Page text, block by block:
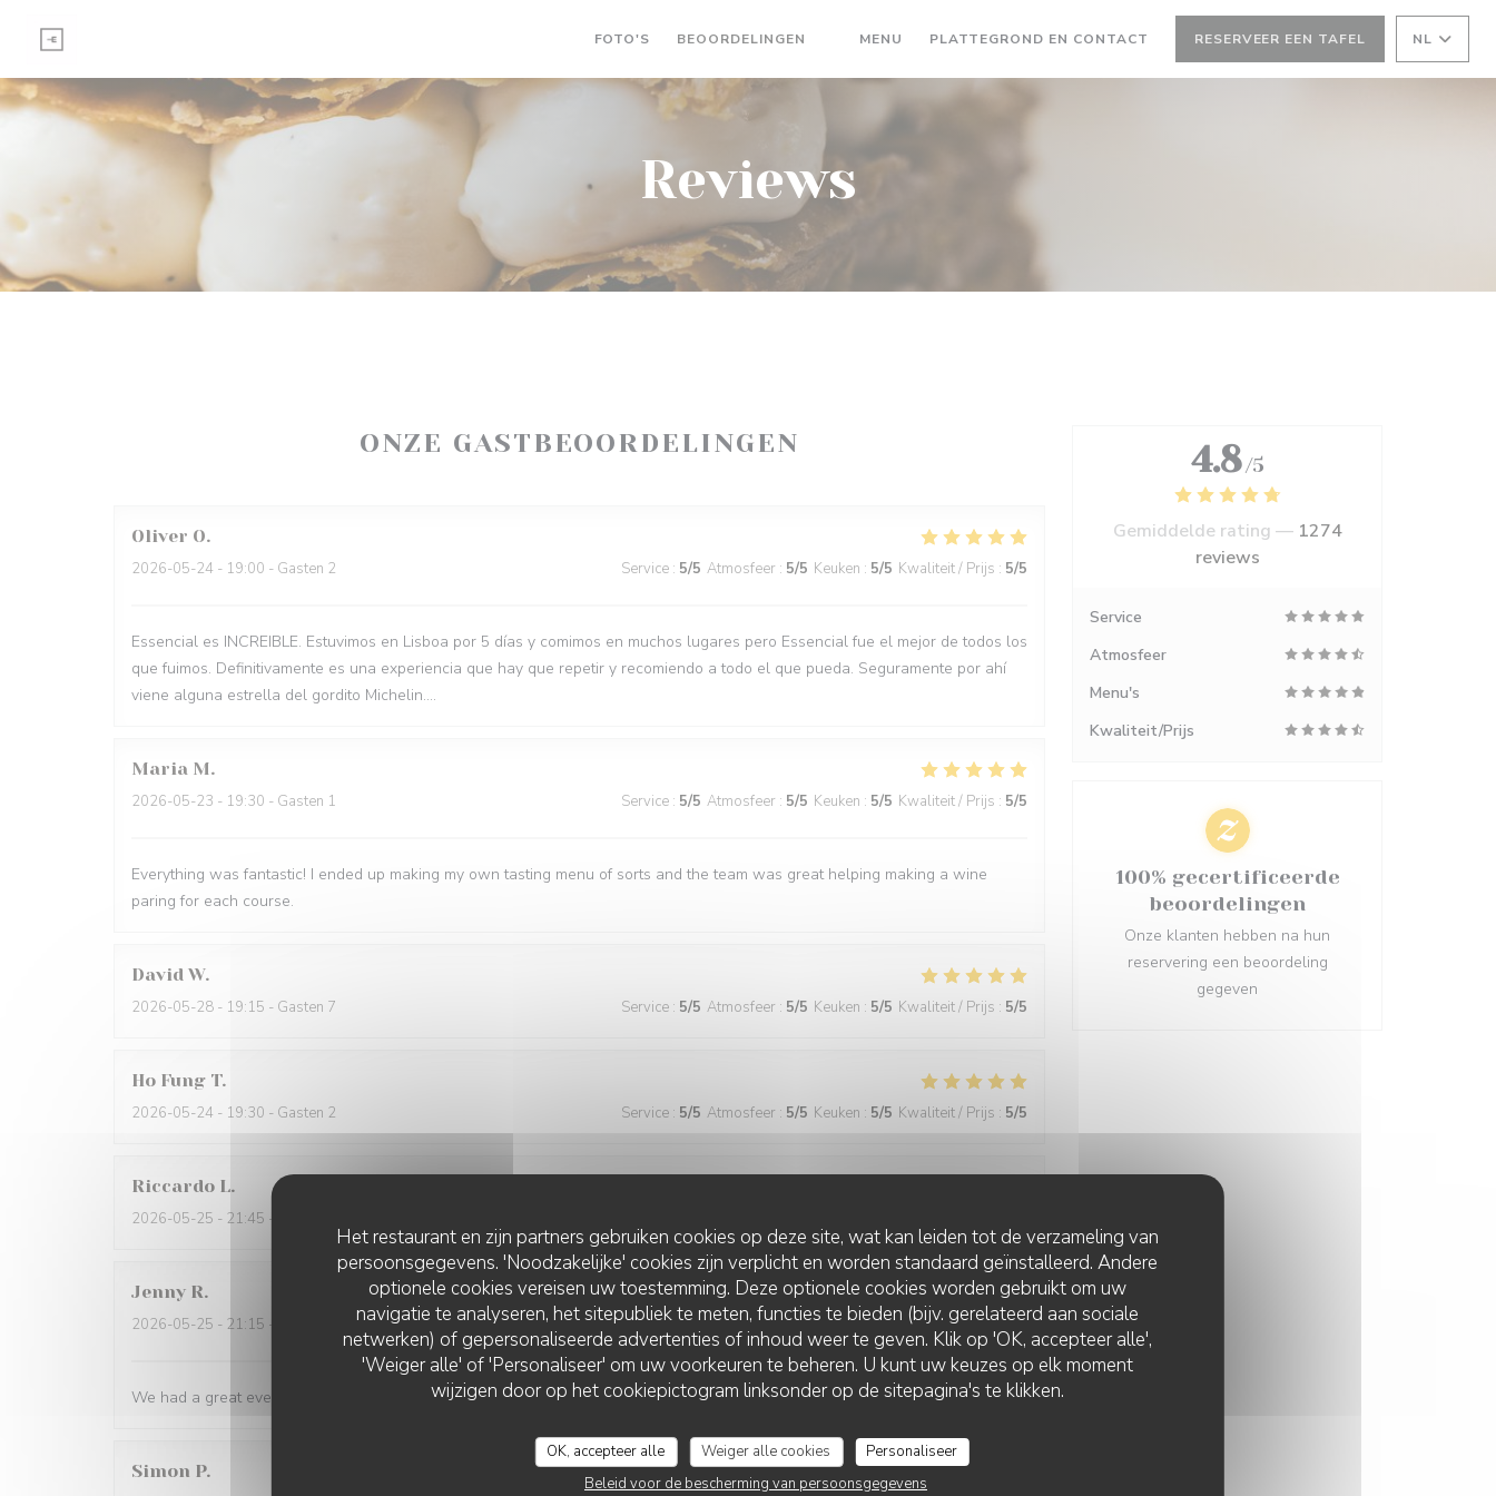
Het restaurant en zijn partners gebruiken cookies op deze site, wat kan leiden tot de verzameling van
persoonsgegevens. 'Noodzakelijke' cookies zijn verplicht en worden standaard geïnstalleerd. Andere
optionele cookies vereisen uw toestemming. Deze optionele cookies worden gebruikt om uw
navigatie te analyseren, het sitepubliek te meten, functies te bieden (bijv. gerelateerd aan sociale
netwerken) of gepersonaliseerde advertenties of inhoud weer te geven. Klik op 'OK, accepteer alle',
'Weiger alle' of 'Personaliseer' om uw voorkeuren te beheren. U kunt uw keuzes op elk moment
wijzigen door op het cookiepictogram linksonder op de sitepagina's te klikken.
OK, accepteer alle Weiger alle cookies
Personaliseer
Beleid voor de bescherming van persoonsgegevens
FOTO'S BEOORDELINGEN MENU ((OPENT IN EEN NIEUW VENSTER))
PLATTEGROND EN CONTACT RESERVEER EEN TAFEL NL
Reviews
ONZE GASTBEOORDELINGEN
Oliver O
2026-05-24 - 19:00 - Gasten 2 Service : 5/5 Atmosfeer : 5/5 Keuken : 5/5 Kwaliteit / Prijs : 5/5
Essencial es INCREIBLE. Estuvimos en Lisboa por 5 días y comimos en muchos lugares pero Essencial fue el mejor de todos los
que fuimos. Definitivamente es una experiencia que hay que repetir y recomiendo a todo el que pueda. Seguramente por ahí
viene alguna estrella del gordito Michelin....
Maria M
2026-05-23 - 19:30 - Gasten 1 Service : 5/5 Atmosfeer : 5/5 Keuken : 5/5 Kwaliteit / Prijs : 5/5
Everything was fantastic! I ended up making my own tasting menu of sorts and the team was great helping making a wine
paring for each course.
David W
2026-05-28 - 19:15 - Gasten 7 Service : 5/5 Atmosfeer : 5/5 Keuken : 5/5 Kwaliteit / Prijs : 5/5
Ho Fung T
2026-05-24 - 19:30 - Gasten 2 Service : 5/5 Atmosfeer : 5/5 Keuken : 5/5 Kwaliteit / Prijs : 5/5
Riccardo L
2026-05-25 - 21:45 - Gasten 2
Jenny R
2026-05-25 - 21:15 - Gasten 2 Service: 5/5 Atmosfeer :5/5 Keuken: 5/5 Kwaliteit / Prijs: 5/5
We had a great evening at Essencial. The staff was wonderful and the food was excellent!
Simon P
4.8 /5
Gemiddelde rating — 1274
reviews
Service
Atmosfeer
Menu's
Kwaliteit/Prijs
100% gecertificeerde
beoordelingen
Onze klanten hebben na hun
reservering een beoordeling
gegeven